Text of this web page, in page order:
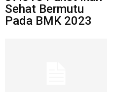
Sehat Bermutu
Pada BMK 2023